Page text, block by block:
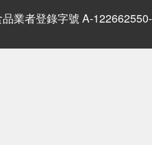
品業者登錄字號 A-